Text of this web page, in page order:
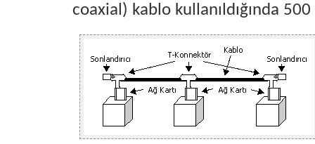
coaxial) kablo kullanıldığında